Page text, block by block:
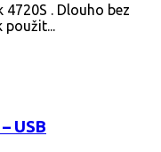
. Dlouho bez
použit...
USB